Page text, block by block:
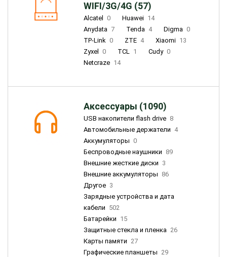
WIFI/3G/4G (57)
Alcatel 0 Huawei 14
Anydata 7 Tenda 4 Digma 0
TP-Link 0 ZTE 4 Xiaomi 13
Zyxel
0 TCL 1 Cudy 0
Netcraze 14
Аксессуары (1090)
USB накопители flash drive 8
Автомобильные держатели 4
Аккумуляторы 0
Беспроводные наушники 89
Внешние жесткие диски 3
Внешние аккумуляторы 86
Другое 3
Зарядные устройства и дата
кабели 502
Батарейки 15
Защитные стекла и пленка 26
Карты памяти 27
Графические планшеты 29